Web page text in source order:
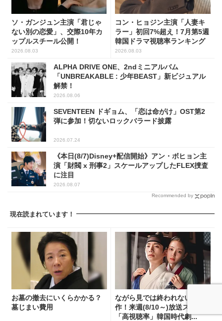
ソ・ガンジュン主演「君じゃ
ない別の恋愛」、交際10年カ
ップルスチール公開！
2026.08.03
コン・ヒョジン主演「人妻キ
ラー」初回7%超え！7月第5週
韓国ドラマ視聴率ランキング
2026.08.03
ALPHA DRIVE ONE、2ndミニアルバム
「UNBREAKABLE : 少年BEAST」新ビジュアル
解禁！
2026.08.06
SEVENTEEN ドギョム、「恋は命がけ」OST第2
弾に参加！切ないロックバラード披露
2026.07.24
《本日(8/7)Disney+配信開始》アン・ボヒョン主
演「財閥 x 刑事2」スケールアップしたFLEX捜査
に注目
2026.08.07
Recommended by
現在読まれています！
お墓の撤去にいくらかかる？
墓じまい費用
ながら見では終われない名
作！来週(8/10～)放送スタート
「高視聴率」韓国時代劇...